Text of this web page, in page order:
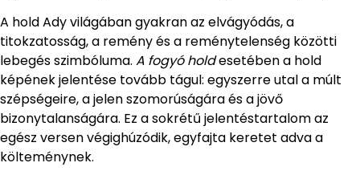
A hold Ady világában gyakran az elvágyódás, a
titokzatosság, a remény és a reménytelenség közötti
lebegés szimbóluma. A fogyó holdesetében a hold
képének jelentése tovább tágul: egyszerre utal a múlt
szépségeire, a jelen szomorúságára és a jövő
bizonytalanságára. Ez a sokrétű jelentéstartalom az
egész versen végighúzódik, egyfajta keretet adva a
költeménynek.